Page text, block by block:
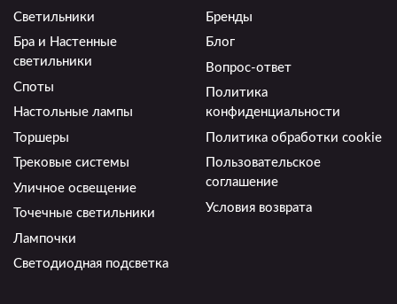
Светильники
Бра и Настенные
светильники
Споты
Настольные лампы
Торшеры
Трековые системы
Уличное освещение
Точечные светильники
Лампочки
Светодиодная подсветка
Бренды
Блог
Вопрос-ответ
Политика
конфиденциальности
Политика обработки cookie
Пользовательское
соглашение
Условия возврата